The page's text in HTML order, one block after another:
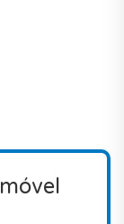
com um
na
é
uma